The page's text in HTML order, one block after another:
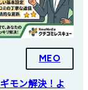
MEO
モン解決！よ